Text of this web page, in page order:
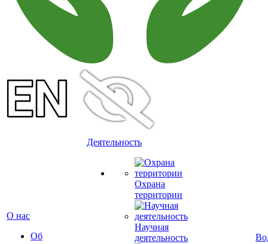
О нас
Об
Деятельность
Охрана
территории
Научная
деятельность